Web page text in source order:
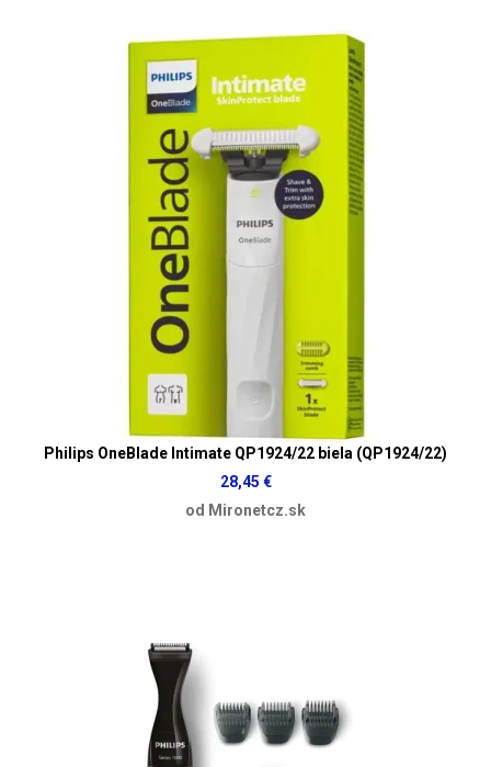
Philips OneBlade Intimate QP1924/22 biela (QP1924/22)
28,45 €
od Mironetcz.sk